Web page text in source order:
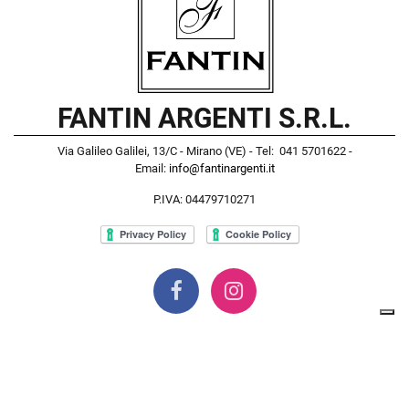
FANTIN ARGENTI S.R.L.
Via Galileo Galilei, 13/C - Mirano (VE) - Tel: 041 5701622 -
Email: info@fantinargenti.it
P.IVA: 04479710271